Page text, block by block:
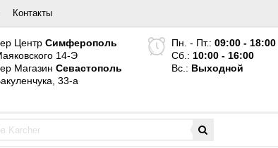
Контакты
Центр Симферополь
14-Э
Магазин Севастополь
33-а
Пн. - Пт.: 09:00 - 18:00
Сб.: 10:00 - 16:00
Вс.: Выходной